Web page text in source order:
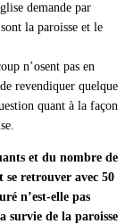
demande par
la paroisse et le
n’osent pas en
revendiquer quelque
quant à la façon
et du nombre de
retrouver avec 50
n’est-elle pas
survie de la paroisse